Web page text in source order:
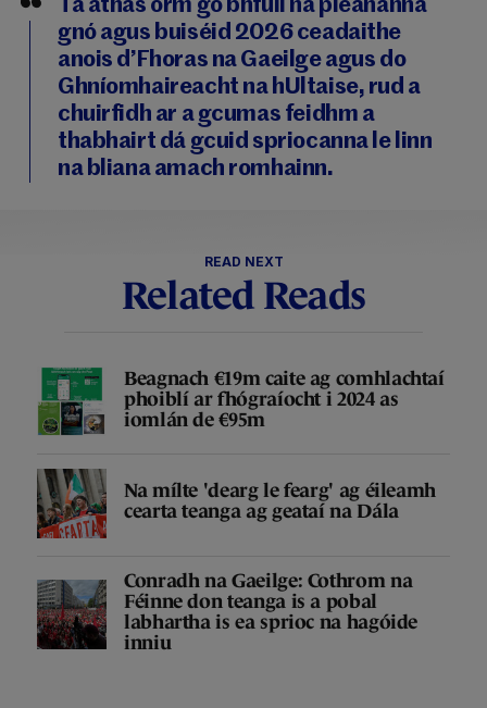
Tá áthas orm go bhfuil na pleananna
gnó agus buiséid 2026 ceadaithe
anois d’Fhoras na Gaeilge agus do
Ghníomhaireacht na hUltaise, rud a
chuirfidh ar a gcumas feidhm a
thabhairt dá gcuid spriocanna le linn
na bliana amach romhainn.
READ NEXT
Related Reads
Beagnach €19m caite ag comhlachtaí
phoiblí ar fhógraíocht i 2024 as
iomlán de €95m
Na mílte 'dearg le fearg' ag éileamh
cearta teanga ag geataí na Dála
Conradh na Gaeilge: Cothrom na
Féinne don teanga is a pobal
labhartha is ea sprioc na hagóide
inniu